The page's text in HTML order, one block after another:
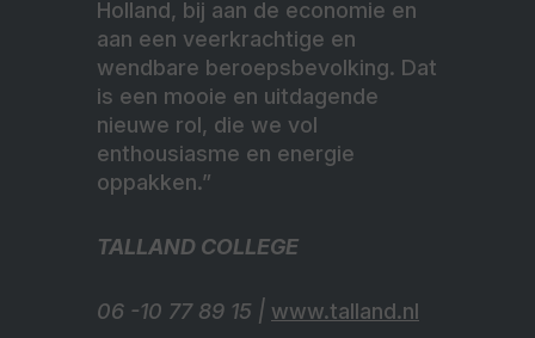
Holland, bij aan de economie en
aan een veerkrachtige en
wendbare beroepsbevolking. Dat
is een mooie en uitdagende
nieuwe rol, die we vol
enthousiasme en energie
oppakken.”
TALLAND COLLEGE
06 -10 77 89 15 | www.talland.nl